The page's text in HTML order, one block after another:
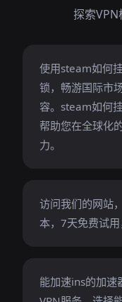
探索
使用steam如何
锁，畅游国际市
容。steam如何
帮助您在全球化
力。
访问我们的网站
本，7天免费试用
能加速ins的加速